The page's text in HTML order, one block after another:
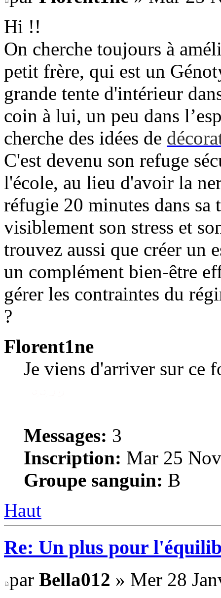
Hi !!
On cherche toujours à
petit frère, qui est un
grande tente d'intérieur
coin à lui, un peu dans
cherche des idées de
C'est devenu son refuge
l'école, au lieu d'avoir la
réfugie 20 minutes dans
visiblement son stress et
trouvez aussi que créer un
un complément bien-être
gérer les contraintes du
?
Florent1ne
Je viens d'arriver sur ce
Messages: 3
Inscription: Mar 25
Groupe sanguin: B
Haut
Re: Un plus pour
par Bella012 » Mer 28